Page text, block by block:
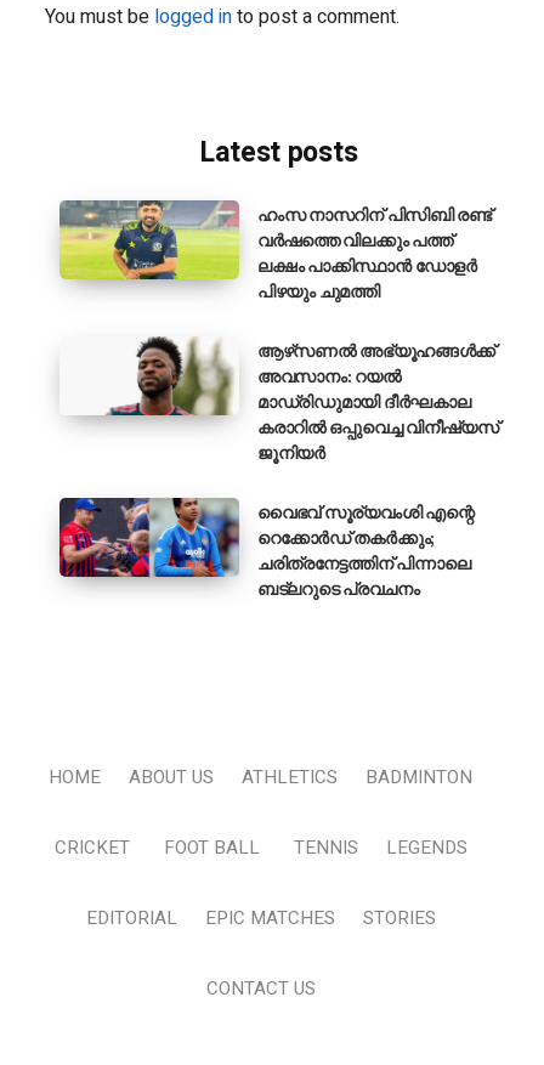
You must be logged into post a comment.
Latest posts
ഹംസ നാസറിന് പിസിബി രണ്ട്
വർഷത്തെ വിലക്കും പത്ത്
ലക്ഷം പാക്കിസ്ഥാൻ ഡോളർ
പിഴയും ചുമത്തി
ആഴ്‌സണൽ അഭ്യൂഹങ്ങൾക്ക്
അവസാനം: റയൽ
മാഡ്രിഡുമായി ദീർഘകാല
കരാറിൽ ഒപ്പുവെച്ച വിനീഷ്യസ്
ജൂനിയർ
വൈഭവ് സൂര്യവംശി എന്റെ
റെക്കോർഡ് തകർക്കും;
ചരിത്രനേട്ടത്തിന് പിന്നാലെ
ബട്‌ലറുടെ പ്രവചനം
HOME ABOUT US ATHLETICS BADMINTON
CRICKET FOOT BALL TENNIS LEGENDS
EDITORIAL EPIC MATCHES STORIES
CONTACT US